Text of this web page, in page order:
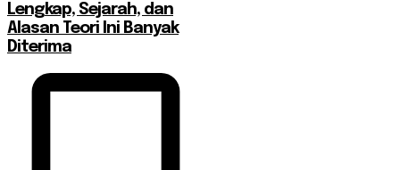
Lengkap, Sejarah, dan
Alasan Teori Ini Banyak
Diterima